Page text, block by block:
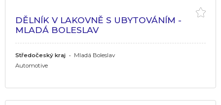
DĚLNÍK V LAKOVNĚ S UBYTOVÁNÍM -
MLADÁ BOLESLAV
Středočeský kraj • Mladá Boleslav
Automotive